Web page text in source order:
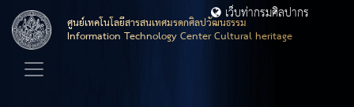
ศูนย์เทคโนโลยีสารสนเทศมรดกศิลปวัฒนธรรม
Information Technology Center Cultural heritage
เว็บท่ากรมศิลปากร